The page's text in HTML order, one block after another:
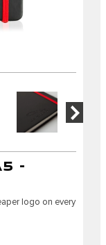
-
logo on every